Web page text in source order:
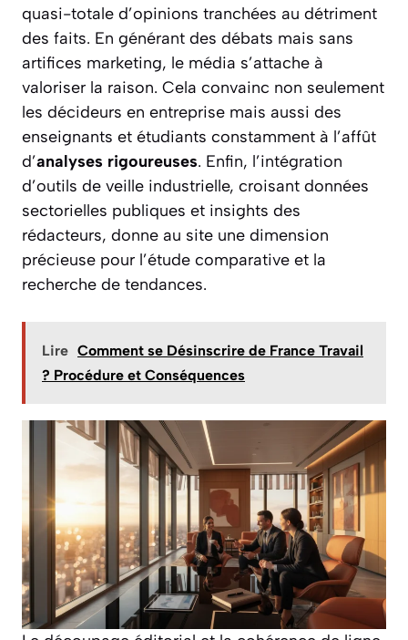
quasi-totale d’opinions tranchées au détriment
des faits. En générant des débats mais sans
artifices marketing, le média s’attache à
valoriser la raison. Cela convainc non seulement
les décideurs en entreprise mais aussi des
enseignants et étudiants constamment à l’affût
d’analyses rigoureuses. Enfin, l’intégration
d’outils de veille industrielle, croisant données
sectorielles publiques et insights des
rédacteurs, donne au site une dimension
précieuse pour l’étude comparative et la
recherche de tendances.
Lire Comment se Désinscrire de France Travail
? Procédure et Conséquences